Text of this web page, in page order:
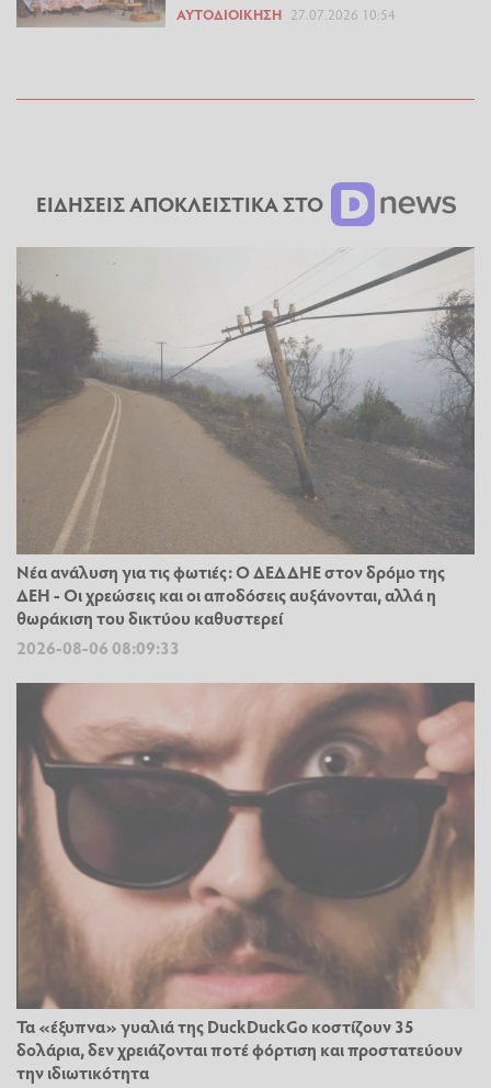
ΑΥΤΟΔΙΟΊΚΗΣΗ 27.07.2026 10:54
ΕΙΔΗΣΕΙΣ ΑΠΟΚΛΕΙΣΤΙΚΑ ΣΤΟ
Νέα ανάλυση για τις φωτιές: Ο ΔΕΔΔΗΕ στον δρόμο της
ΔΕΗ - Οι χρεώσεις και οι αποδόσεις αυξάνονται, αλλά η
θωράκιση του δικτύου καθυστερεί
2026-08-06 08:09:33
Τα «έξυπνα» γυαλιά της DuckDuckGo κοστίζουν 35
δολάρια, δεν χρειάζονται ποτέ φόρτιση και προστατεύουν
την ιδιωτικότητα